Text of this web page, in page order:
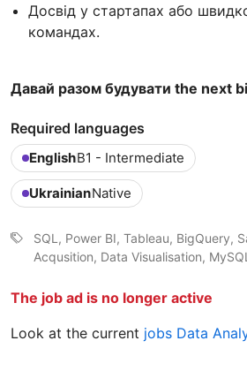
Досвід у стартапах або
командах.
Давай разом будувати the next
Required languages
EnglishB1 - Intermediate
UkrainianNative
SQL, Power BI, Tableau, BigQuery,
Acqusition, Data Visualisation, MySQL
The job ad is no longer active
Look at the current jobs Data